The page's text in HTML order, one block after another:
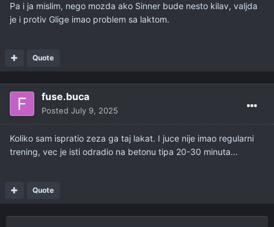
Pa i ja mislim, nego mozda ako Sinner bude nesto kilav, valjda
je i protiv Glige imao problem sa laktom.
Quote
fuse.buca
Posted July 9, 2025
Koliko sam ispratio zeza ga taj lakat. I juce nije imao regularni
trening, vec je isti odradio na betonu tipa 20-30 minuta...
Quote